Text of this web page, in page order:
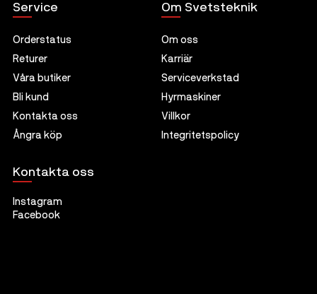
Service
Orderstatus
Returer
Våra butiker
Bli kund
Kontakta oss
Ångra köp
Om Svetsteknik
Om oss
Karriär
Serviceverkstad
Hyrmaskiner
Villkor
Integritetspolicy
Kontakta oss
Instagram
Facebook